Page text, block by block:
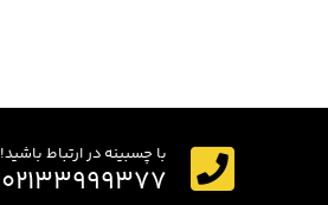
با چسبینه در ارتباط باشید!
۰۲۱۳۳۹۹۹۳۷۷ | ۰۹۱۲۲۲۵۰۱۹۲